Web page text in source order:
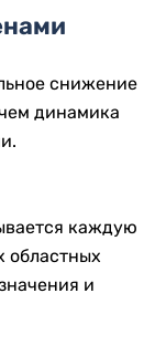
снижение
динамика
каждую
областных
и